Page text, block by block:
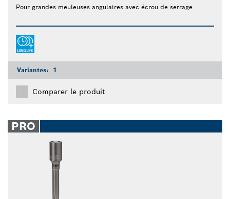
Pour grandes meuleuses angulaires avec écrou de serrage
Variantes: 1
Comparer le produit
PRO